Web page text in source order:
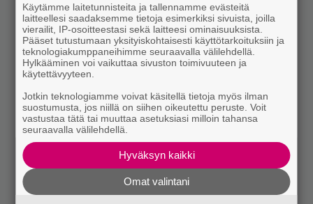
Käytämme laitetunnisteita ja tallennamme evästeitä
laitteellesi saadaksemme tietoja esimerkiksi sivuista, joilla
vierailit, IP-osoitteestasi sekä laitteesi ominaisuuksista.
Pääset tutustumaan yksityiskohtaisesti käyttötarkoituksiin ja
teknologiakumppaneihimme seuraavalla välilehdellä.
Hylkääminen voi vaikuttaa sivuston toimivuuteen ja
käytettävyyteen.
Jotkin teknologiamme voivat käsitellä tietoja myös ilman
suostumusta, jos niillä on siihen oikeutettu peruste. Voit
vastustaa tätä tai muuttaa asetuksiasi milloin tahansa
seuraavalla välilehdellä.
Hyväksyn kaikki
Omat valintani